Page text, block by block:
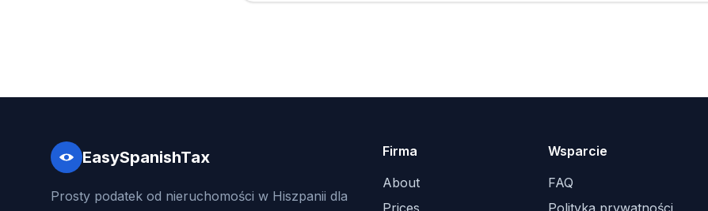
EasySpanishTax
Prosty podatek od nieruchomości w Hiszpanii dla
Firma
About
Prices
Wsparcie
FAQ
Polityka prywatności